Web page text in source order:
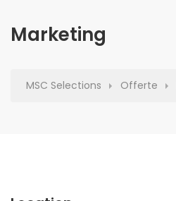
Marketing
MSC Selections Offerte